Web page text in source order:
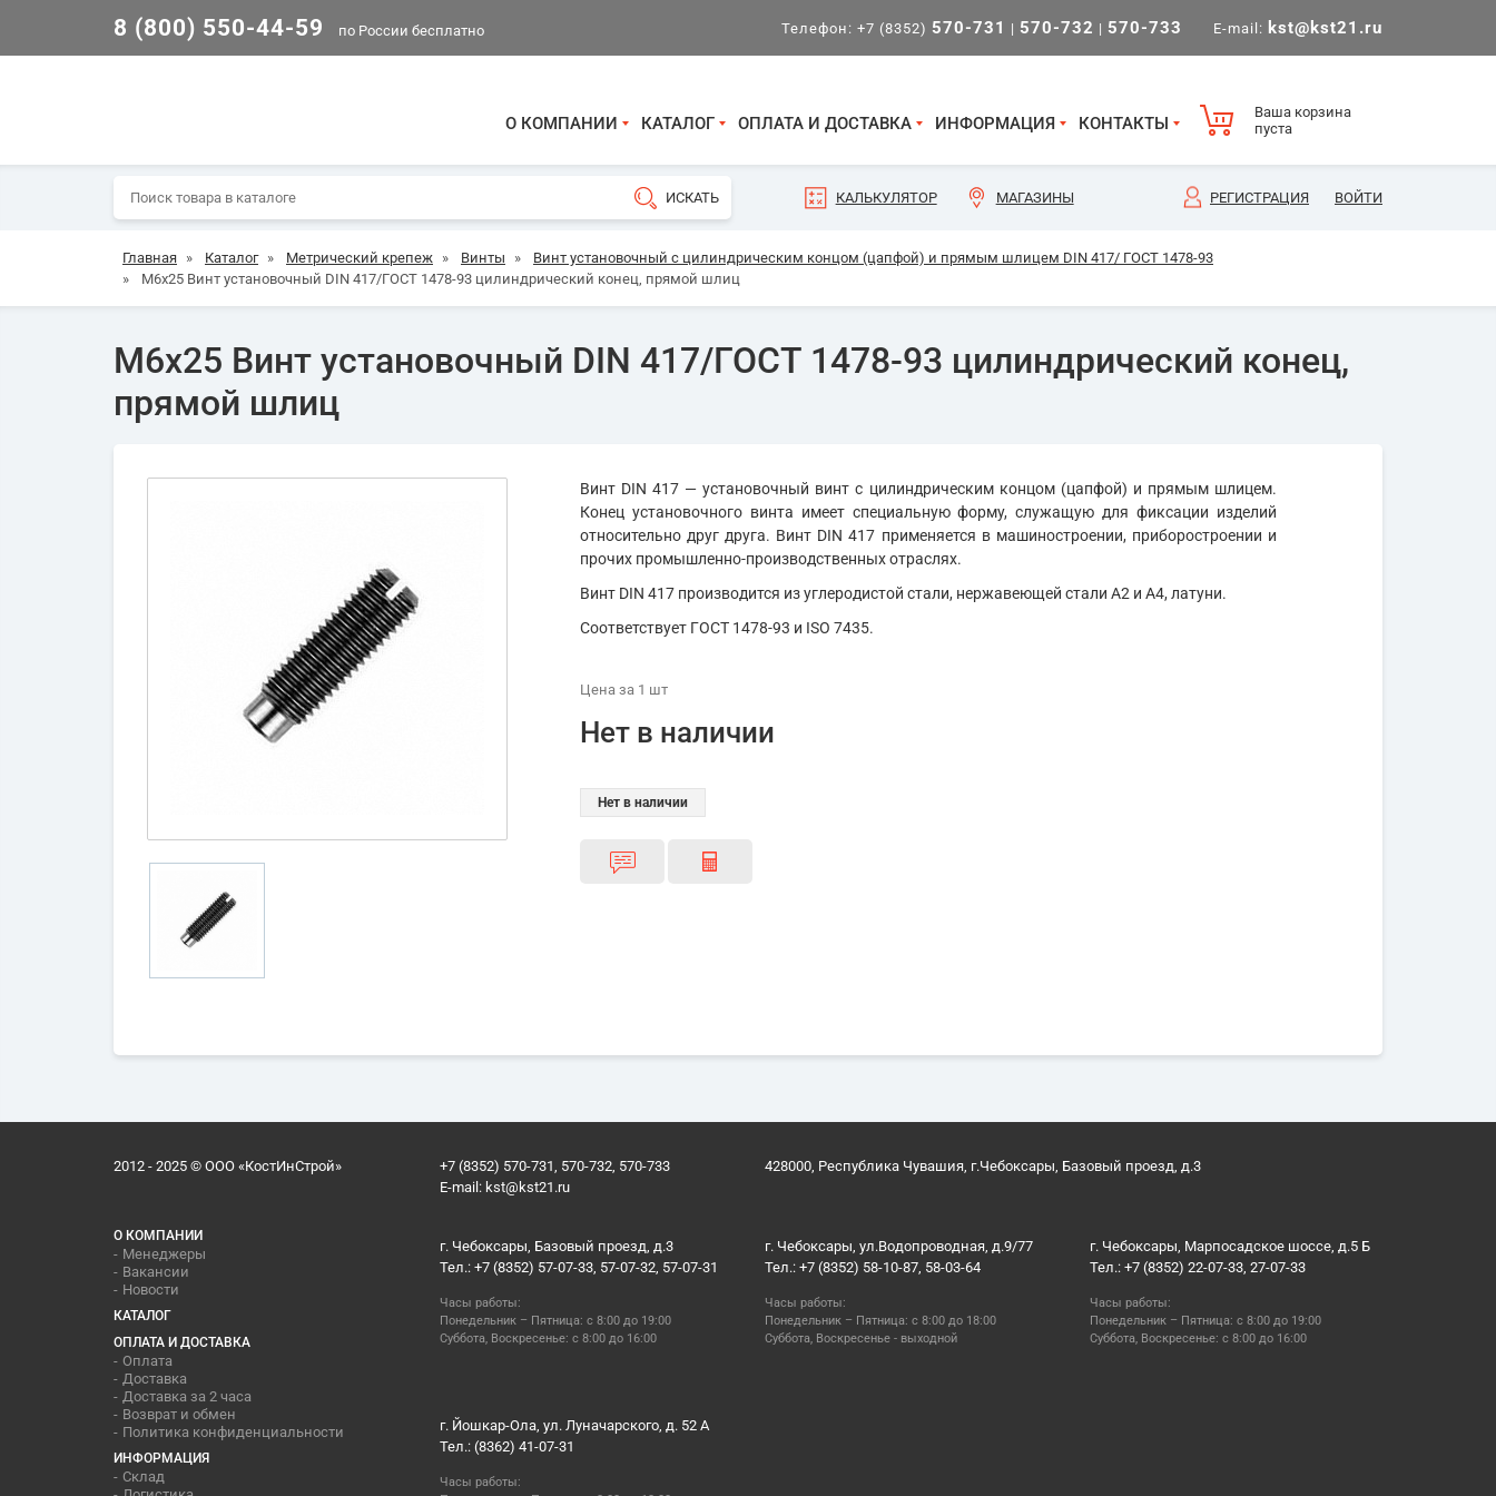
8 (800) 550-44-59 по России бесплатно Телефон: +7 (8352) 570-731 | 570-732 | 570-733 E-mail: kst@kst21.ru
О КОМПАНИИ КАТАЛОГ ОПЛАТА И ДОСТАВКА ИНФОРМАЦИЯ КОНТАКТЫ
Ваша корзина
пуста
КАЛЬКУЛЯТОР МАГАЗИНЫ РЕГИСТРАЦИЯ ВОЙТИ
Главная » Каталог » Метрический крепеж » Винты »
Винт установочный с цилиндрическим концом (цапфой) и прямым шлицем DIN 417/ ГОСТ 1478-93
»
М6х25 Винт установочный DIN 417/ГОСТ 1478-93 цилиндрический конец, прямой шлиц
М6х25 Винт установочный DIN 417/ГОСТ 1478-93 цилиндрический конец,
прямой шлиц
Винт DIN 417 — установочный винт с цилиндрическим концом (цапфой) и прямым шлицем.
Конец установочного винта имеет специальную форму, служащую для фиксации изделий
относительно друг друга. Винт DIN 417 применяется в машиностроении, приборостроении и
прочих промышленно-производственных отраслях.
Винт DIN 417 производится из углеродистой стали, нержавеющей стали А2 и А4, латуни.
Соответствует ГОСТ 1478-93 и ISO 7435.
Цена за 1 шт
Нет в наличии
Нет в наличии
2012 - 2025 © ООО «КостИнСтрой»
+7 (8352) 570-731, 570-732, 570-733
E-mail: kst@kst21.ru
428000, Республика Чувашия, г.Чебоксары, Базовый проезд, д.3
О КОМПАНИИ
Менеджеры
Вакансии
Новости
КАТАЛОГ
ОПЛАТА И ДОСТАВКА
Оплата
Доставка
Доставка за 2 часа
Возврат и обмен
Политика конфиденциальности
ИНФОРМАЦИЯ
Склад
г. Чебоксары, Базовый проезд, д.3
Тел.: +7 (8352) 57-07-33, 57-07-32, 57-07-31
Часы работы:
Понедельник – Пятница: с 8:00 до 19:00
Суббота, Воскресенье: с 8:00 до 16:00
г. Чебоксары, ул.Водопроводная, д.9/77
Тел.: +7 (8352) 58-10-87, 58-03-64
Часы работы:
Понедельник – Пятница: с 8:00 до 18:00
Суббота, Воскресенье - выходной
г. Чебоксары, Марпосадское шоссе, д.5 Б
Тел.: +7 (8352) 22-07-33, 27-07-33
Часы работы:
Понедельник – Пятница: с 8:00 до 19:00
Суббота, Воскресенье: с 8:00 до 16:00
г. Йошкар-Ола, ул. Луначарского, д. 52 А
Тел.: (8362) 41-07-31
Часы работы: